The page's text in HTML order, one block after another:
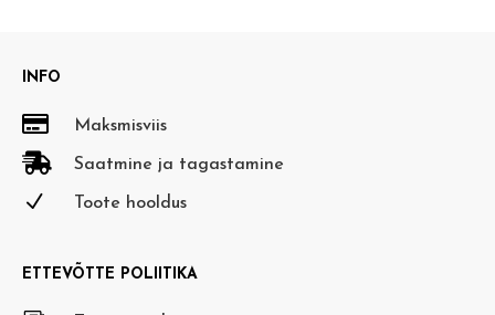
INFO
 Maksmisviis
 Saatmine ja tagastamine
N Toote hooldus
ETTEVÕTTE POLIITIKA